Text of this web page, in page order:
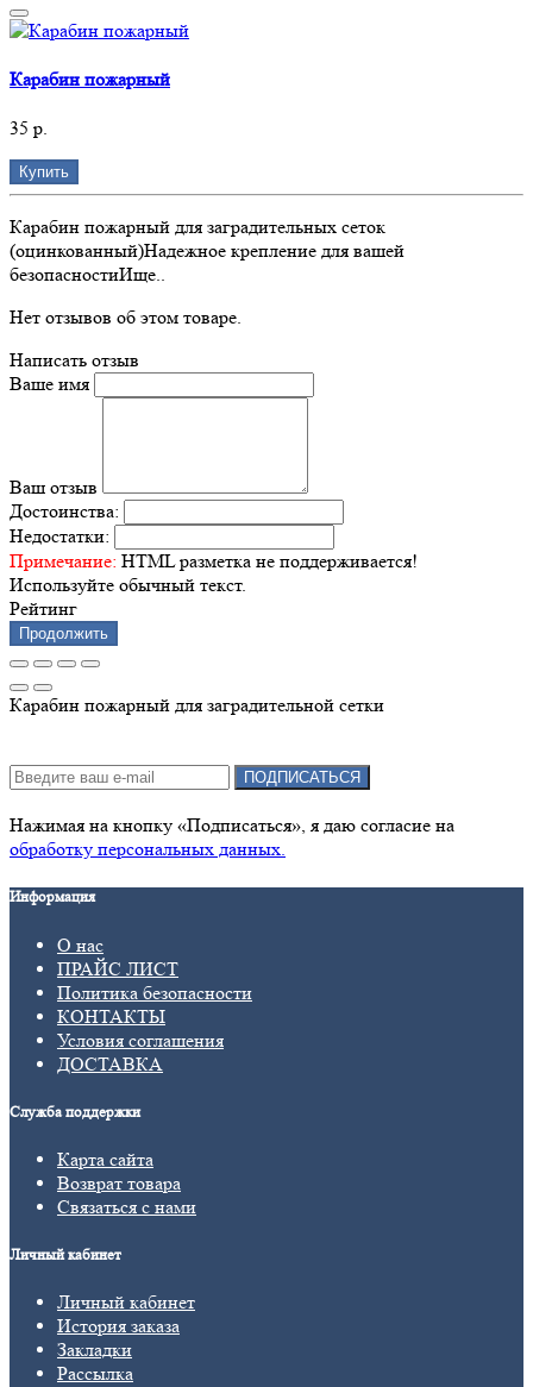
Карабин пожарный
35 р.
Купить
Карабин пожарный для заградительных сеток
(оцинкованный)Надежное крепление для вашей
безопасностиИще..
Нет отзывов об этом товаре.
Написать отзыв
Ваше имя
Ваш отзыв
Достоинства:
Недостатки:
Примечание: HTML разметка не поддерживается!
Используйте обычный текст.
Рейтинг
Продолжить
Карабин пожарный для заградительной сетки
ПОДПИСАТЬСЯ
Нажимая на кнопку «Подписаться», я даю cогласие на
обработку персональных данных.
Информация
О нас
ПРАЙС ЛИСТ
Политика безопасности
КОНТАКТЫ
Условия соглашения
ДОСТАВКА
Служба поддержки
Карта сайта
Возврат товара
Связаться с нами
Личный кабинет
Личный кабинет
История заказа
Закладки
Рассылка